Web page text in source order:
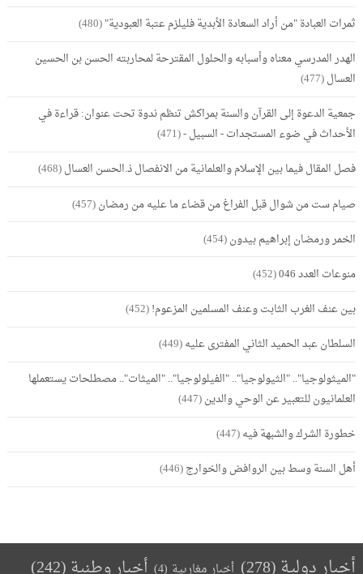
ثمرات العبادة "من أراد السعادة الأبدية فليلزم عتبة العبودية"(480)
الهدر المدرسي معناه وأسبابه والحلول المقترحة لمحاربته الحسن بن الحسين
العسال(477)
جمعية الدعوة إلى القرآن والسنة بمراكش تنظم ندوة تحت عنوان: قراءة في
الأحداث في ضوء المستجدات - السبيل -(471)
فصل المقال فيما بين الإسلام والعلمانية من الانفصال ذ.الحسن العسال(468)
صيام ست من شوال قبل الفراغ من قضاء ما عليه من رمضان(457)
الخمر ورمضان إبراهيم بيدون(454)
منوعات العدد 046
(452)
بين عنف الغرب الثابت وعنف المسلمين المزعوم!(452)
السلطان عبد الحميد الثاني المفترى عليه(449)
"الميثولوجيا".. "الثيولوجيا".. "الفيلولوجيا".. "الميثات".. مصطلحات يستعملها
العلمانيون للتعبير عن الوحي والدين(447)
خطورة الشرك والشبهة فيه(447)
أهل السنة وسط بين الروافض والخوارج(446)
أخبار مغاربية (4)